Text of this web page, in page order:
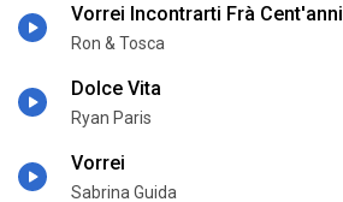
Vorrei Incontrarti Frà Cent'anni
Ron & Tosca
Dolce Vita
Ryan Paris
Vorrei
Sabrina Guida